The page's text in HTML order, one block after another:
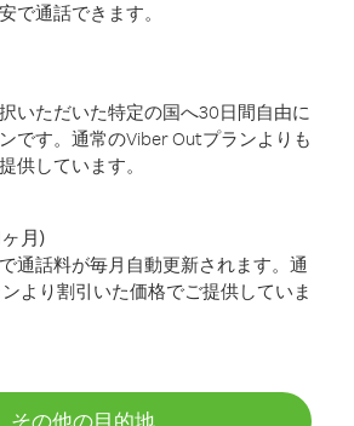
で通話できます。
いただいた特定の国へ30日間自由に
です。通常のViber Outプランよりも
供しています。
月)
通話料が毎月自動更新されます。通
より割引いた価格でご提供していま
その他の目的地